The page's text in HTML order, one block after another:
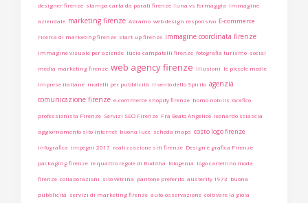
designer firenze stampa carta da parati firenze luna vs formaggia immagine
aziendale marketing firenze Abramo web design responsivo E-commerce
ricerca di marketing firenze start up firenze immagine coordinata firenze
immagine visuale per aziende lucia campatelli firenze fotografia turismo social
media marketing firenze web agency firenze illusioni le piccole medie
imprese italiane modelli per pubblicità il vento dello Spirito agenzia
comunicazione firenze e-commerce shopify firenze homo nobilis Grafico
professionista Firenze Servizi SEO Firenze Fra Beato Angelico leonardo sciascia
aggiornamento sito internet buona luce scheda maps costo logo firenze
infografica impegni 2017 realizzazione siti firenze Design e grafica Firenze
packaging firenze le quattro regole di Buddha fotogenia logo cartellino moda
firenze collaborazioni sito vetrina pantone preferito austerity 1973 buona
pubblicità servizi di marketing firenze auto-osservazione coltivare la gioia